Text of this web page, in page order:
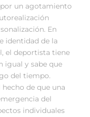
por un agotamiento
En
identidad de la
el deportista tiene
igual y sabe que
del tiempo.
de que una
del
individuales